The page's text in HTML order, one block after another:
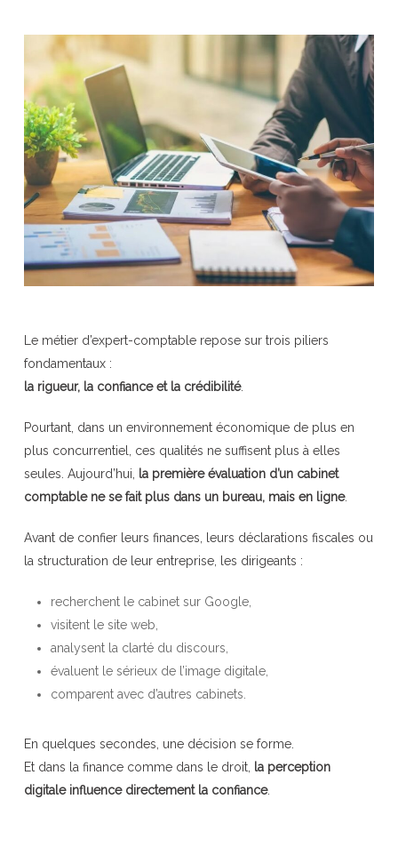
Le métier d’expert-comptable repose sur trois piliers
fondamentaux :
la rigueur, la confiance et la crédibilité.
Pourtant, dans un environnement économique de plus en
plus concurrentiel, ces qualités ne suffisent plus à elles
seules. Aujourd’hui,
la première évaluation d’un cabinet
comptable ne se fait plus dans un bureau, mais en ligne.
Avant de confier leurs finances, leurs déclarations fiscales ou
la structuration de leur entreprise, les dirigeants :
recherchent le cabinet sur Google,
visitent le site web,
analysent la clarté du discours,
évaluent le sérieux de l’image digitale,
comparent avec d’autres cabinets.
En quelques secondes, une décision se forme.
Et dans la finance comme dans le droit, la perception
digitale influence directement la confiance.